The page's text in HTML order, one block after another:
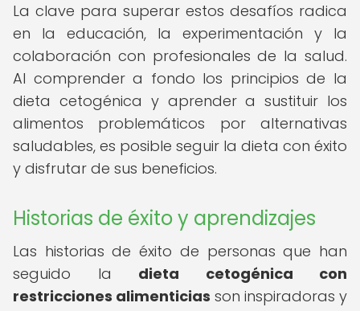
La clave para superar estos desafíos radica
en la educación, la experimentación y la
colaboración con profesionales de la salud.
Al comprender a fondo los principios de la
dieta cetogénica y aprender a sustituir los
alimentos problemáticos por alternativas
saludables, es posible seguir la dieta con éxito
y disfrutar de sus beneficios.
Historias de éxito y aprendizajes
Las historias de éxito de personas que han
seguido la dieta cetogénica con
restricciones alimenticias son inspiradoras y